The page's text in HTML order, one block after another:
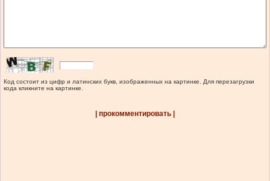
Код состоит из цифр и латинских букв, изображенных на картинке. Для перезагрузки
кода кликните на картинке.
| прокомментировать |